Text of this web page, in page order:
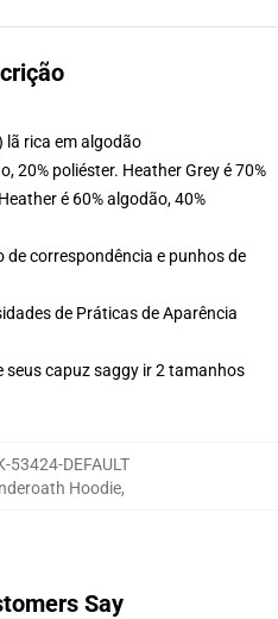
lã rica em algodão
20% poliéster. Heather Grey é 70%
é 60% algodão, 40%
de correspondência e punhos de
de Práticas de Aparência
seus capuz saggy ir 2 tamanhos
53424-DEFAULT
Hoodie,
Say